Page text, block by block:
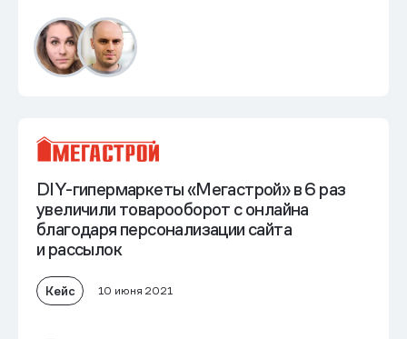
DIY-гипермаркеты «Мегастрой» в 6 раз
увеличили товарооборот с онлайна
благодаря персонализации сайта
и рассылок
Кейс 10 июня 2021